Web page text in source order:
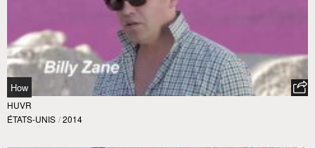
How
HUVR
ÉTATS-UNIS / 2014